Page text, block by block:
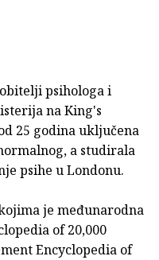
psihologa i
na King's
25 godina uključena
a studirala
psihe u Londonu.
je međunarodna
of 20,000
Encyclopedia of